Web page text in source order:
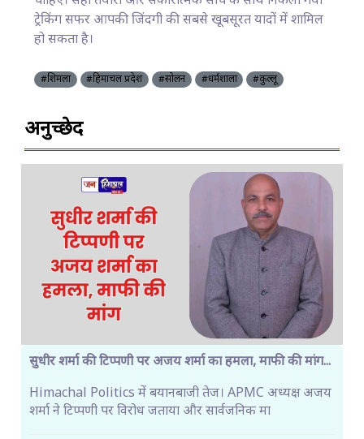
ट्रेकिंग सफर आपकी जिंदगी की सबसे खूबसूरत यादों में शामिल
हो सकता है।
#शिमला #हिमाचल प्रदेश #सोलन #धर्मशाला #कुल्लू
अनुच्छेद
सुधीर शर्मा की टिप्पणी पर अजय शर्मा का हमला, माफी की मांग...
Himachal Politics में बयानबाजी तेज। APMC अध्यक्ष अजय
शर्मा ने टिप्पणी पर विरोध जताया और सार्वजनिक मा